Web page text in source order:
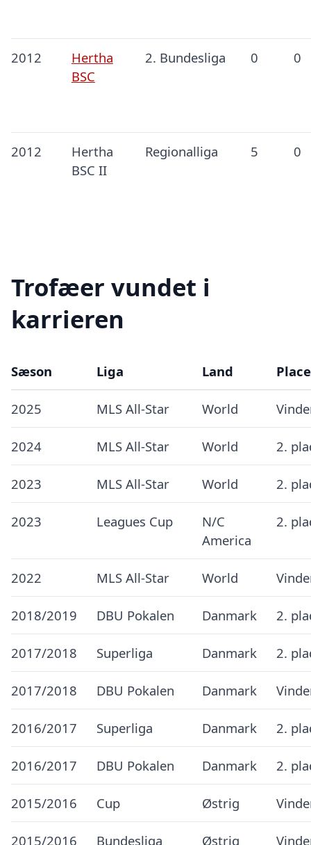
2012
Hertha
BSC
2. Bundesliga 0 0
2012
Hertha
BSC II
Regionalliga 5 0
Trofæer vundet i
karrieren
Sæson Liga Land
2025 MLS All-Star World
2024 MLS All-Star World 2.
2023 MLS All-Star World 2.
2023 Leagues Cup
N/C
America
2.
2022 MLS All-Star World
2018/2019 DBU Pokalen Danmark 2.
2017/2018 Superliga Danmark 2.
2017/2018 DBU Pokalen Danmark
2016/2017 Superliga Danmark 2.
2016/2017 DBU Pokalen Danmark 2.
2015/2016 Cup Østrig
2015/2016 Bundesliga Østrig